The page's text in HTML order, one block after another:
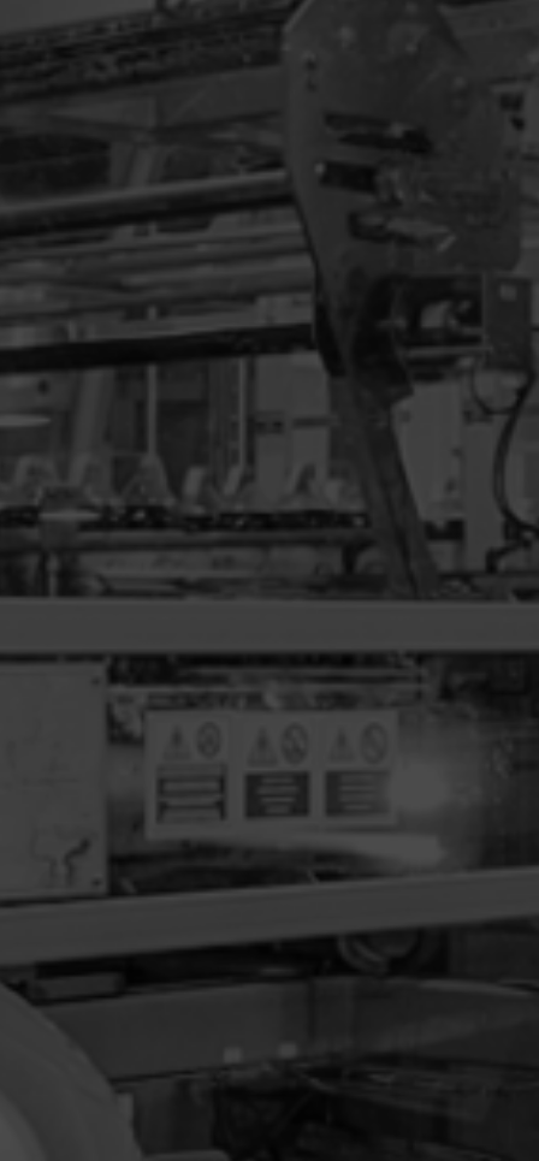
SISTEMAS PARA MULTIPACKS
Envase sleeve + asa.